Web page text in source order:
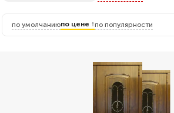
по умолчаниюпо цене ↑по популярности